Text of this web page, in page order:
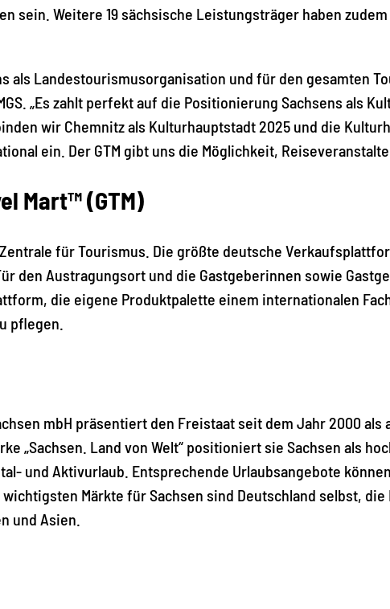
sein. Weitere 19 sächsische Leistungsträger haben
als Landestourismusorganisation und für den gesamten
„Es zahlt perfekt auf die Positionierung Sachsens als
wir Chemnitz als Kulturhauptstadt 2025 und die
ein. Der GTM gibt uns die Möglichkeit,
Mart™(GTM)
für Tourismus. Die größte deutsche
den Austragungsort und die Gastgeberinnen sowie
die eigene Produktpalette einem internationalen
pflegen.
mbH präsentiert den Freistaat seit dem Jahr 2000
„Sachsen. Land von Welt“ positioniert sie Sachsen als
und Aktivurlaub. Entsprechende Urlaubsangebote
Märkte für Sachsen sind Deutschland selbst,
und Asien.